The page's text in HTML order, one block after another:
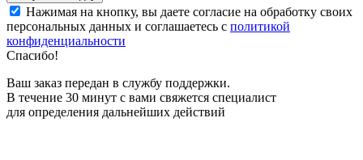
Нажимая на кнопку, вы даете согласие на обработку своих
персональных данных и соглашаетесь с политикой
конфиденциальности
Спасибо!
Ваш заказ передан в службу поддержки.
В течение 30 минут с вами свяжется специалист
для определения дальнейших действий